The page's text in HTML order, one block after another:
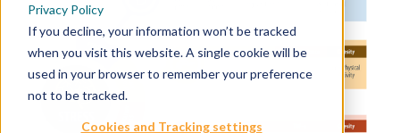
Privacy Policy
If you decline, your information won’t be tracked
when you visit this website. A single cookie will be
used in your browser to remember your preference
not to be tracked.
Cookies and Tracking settings